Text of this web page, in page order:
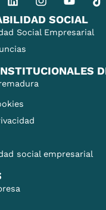
SOCIAL
Social Empresarial
social empresarial